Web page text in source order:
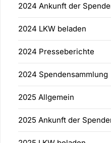
2024 Ankunft der
2024 LKW beladen
2024 Presseberichte
2024 Spendensammlung
2025 Allgemein
2025 Ankunft der